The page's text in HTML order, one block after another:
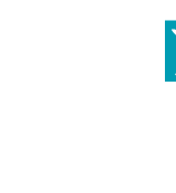
Zum Hauptinhalt